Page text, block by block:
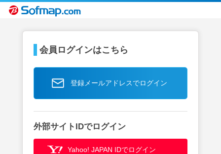
会員ログインはこちら
登録メールアドレスでログイン
外部サイトIDでログイン
Yahoo! JAPAN IDでログイン